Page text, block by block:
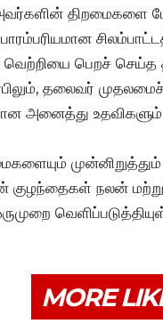
திறமைகளை
பெறச் செய்த
தலைவர்
அனைத்து
குழந்தைகள் நலன்
MORE